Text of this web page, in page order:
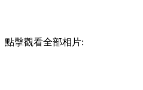
點擊觀看全部相片: